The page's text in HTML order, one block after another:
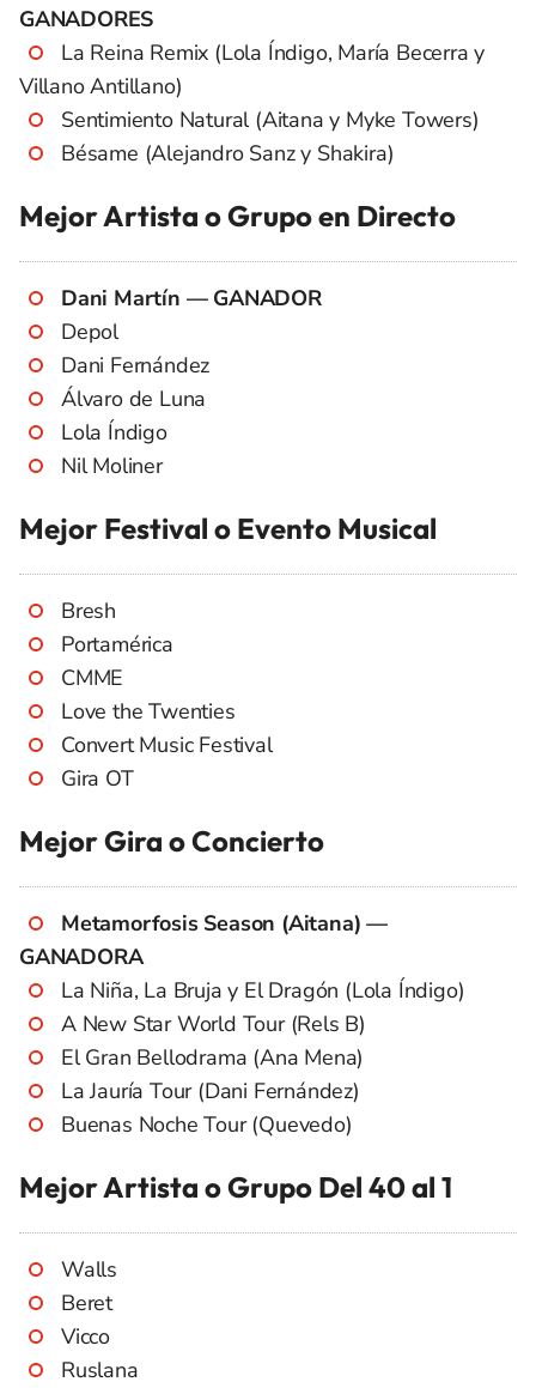
GANADORES
La Reina Remix (Lola Índigo, María Becerra y
Villano Antillano)
Sentimiento Natural (Aitana y Myke Towers)
Bésame (Alejandro Sanz y Shakira)
Mejor Artista o Grupo en Directo
Dani Martín — GANADOR
Depol
Dani Fernández
Álvaro de Luna
Lola Índigo
Nil Moliner
Mejor Festival o Evento Musical
Bresh
Portamérica
CMME
Love the Twenties
Convert Music Festival
Gira OT
Mejor Gira o Concierto
Metamorfosis Season (Aitana) —
GANADORA
La Niña, La Bruja y El Dragón (Lola Índigo)
A New Star World Tour (Rels B)
El Gran Bellodrama (Ana Mena)
La Jauría Tour (Dani Fernández)
Buenas Noche Tour (Quevedo)
Mejor Artista o Grupo Del 40 al 1
Walls
Beret
Vicco
Ruslana